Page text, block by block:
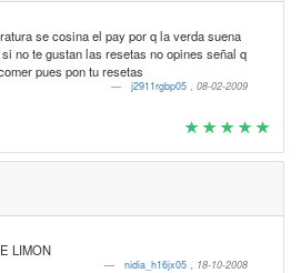
se cosina el pay por q la verda suena
no te gustan las resetas no opines señal q
pues pon tu resetas
j2911rgbp05 , 08-02-2009
LIMON
nidia_h16jx05 , 18-10-2008